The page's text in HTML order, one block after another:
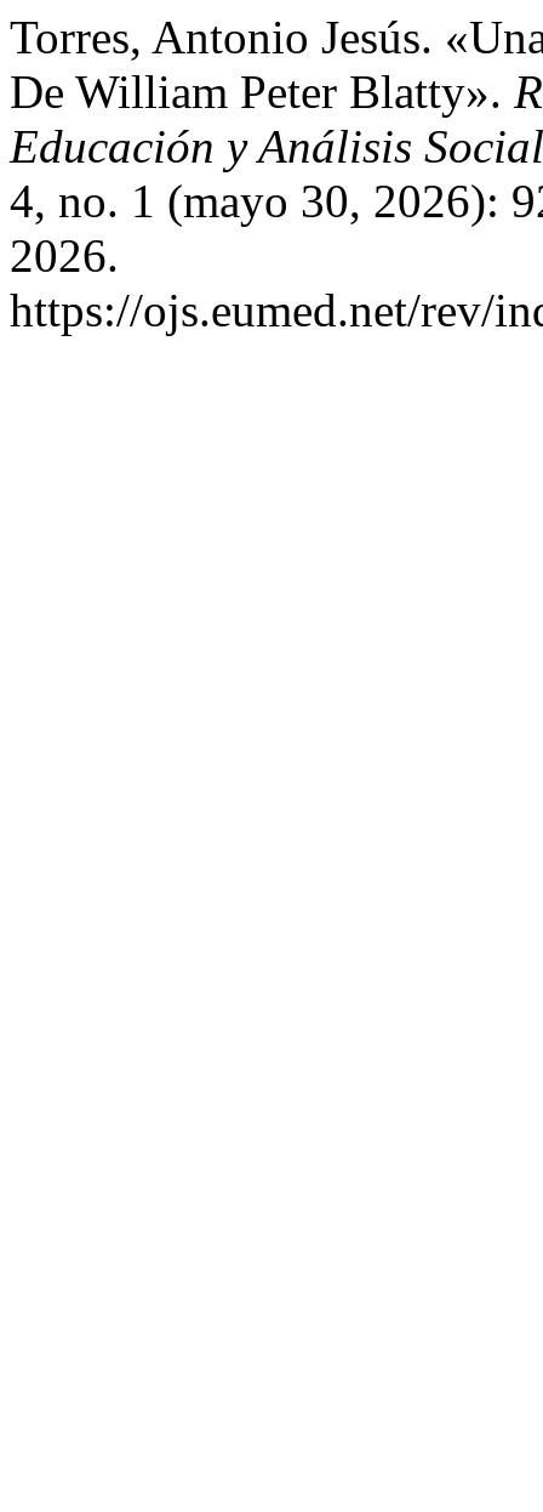
Torres, Antonio Jesús.
De William Peter Blatty».
Educación y Análisis
4, no. 1 (mayo 30, 2026):
2026.
https://ojs.eumed.net/rev/